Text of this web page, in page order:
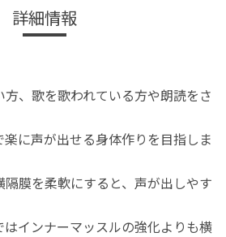
詳細情報
、歌を歌われている方や朗読をさ
に声が出せる身体作りを目指しま
膜を柔軟にすると、声が出しやす
インナーマッスルの強化よりも横